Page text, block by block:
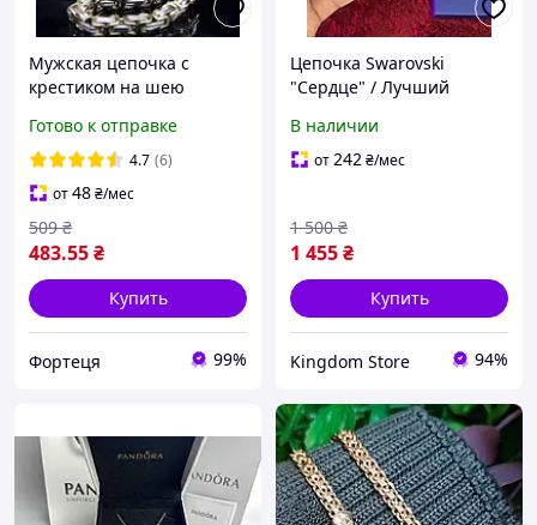
Мужская цепочка с
крестиком на шею
Готово к отправке
4.7 (6)
от48₴/мес
483.55₴
509 ₴
Купить
Фортеця 99%
Цепочка Swarovski
"Сердце" / Лучший
В наличии
от242₴/мес
1 455₴
1 500 ₴
Купить
Kingdom Store 94%